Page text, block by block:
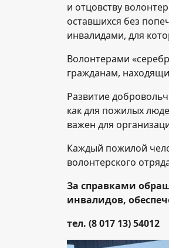
и отцовству
оставшихся без
инвалидами, для
Волонтерами
гражданам,
Развитие
как для пожилых
важен для
Каждый пожилой
волонтерского
За справками
инвалидов,
тел. (8 017 13) 54012